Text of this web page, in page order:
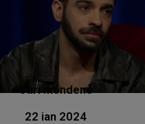
Stiri mondene
22 ian 2024